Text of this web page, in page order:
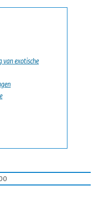
exotische